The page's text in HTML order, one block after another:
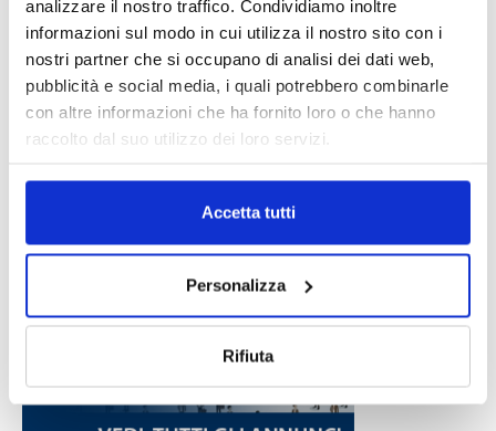
analizzare il nostro traffico. Condividiamo inoltre
informazioni sul modo in cui utilizza il nostro sito con i
nostri partner che si occupano di analisi dei dati web,
pubblicità e social media, i quali potrebbero combinarle
con altre informazioni che ha fornito loro o che hanno
raccolto dal suo utilizzo dei loro servizi.
Accetta tutti
Personalizza
Rifiuta